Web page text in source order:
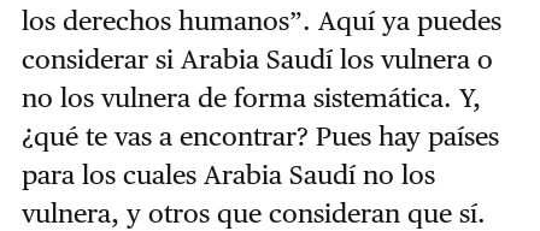
los derechos humanos”. Aquí ya puedes
considerar si Arabia Saudí los vulnera o
no los vulnera de forma sistemática. Y,
¿qué te vas a encontrar? Pues hay países
para los cuales Arabia Saudí no los
vulnera, y otros que consideran que sí.